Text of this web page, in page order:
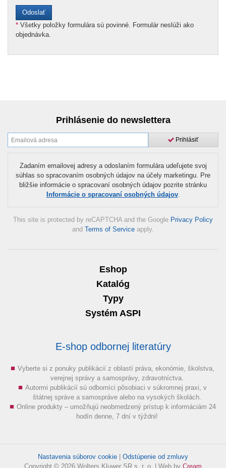
* Všetky položky formulára sú povinné. Formulár neslúži ako
objednávka.
Prihlásenie do newslettera
Prihlásiť
Zadaním emailovej adresy a odoslaním formulára udeľujete svoj
súhlas so spracovaním osobných údajov na účely marketingu. Pre
bližšie informácie o spracovaní osobných údajov pozrite stránku
Informácie o spracovaní osobných údajov.
This site is protected by reCAPTCHA and the Google Privacy Policy
and Terms of Service apply.
Eshop
Katalóg
Typy
Systém ASPI
E-shop odbornej literatúry
Vyberte si z ponuky publikácií z oblastí práva, ekonómie, školstva,
verejnej správy a samosprávy, zdravotníctva.
Autormi publikácií sú odborníci pôsobiaci v súkromnej praxi, v
štátnej správe a samospráve alebo na vysokých školách.
Online produkty – umožňujú neobmedzený prístup k informáciám 24
hodín denne, 7 dní v týždni!
Nastavenia súborov cookie
Odstúpenie od zmluvy
Copyright © 2026 Wolters Kluwer SR s. r. o. | Web by Cream